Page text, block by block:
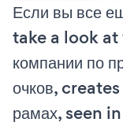
Если вы все
take a look at
компании по
очков,
рамах, seen